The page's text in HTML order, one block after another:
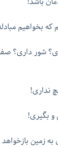
که بخواهیم
شور داری؟
نداری!
و بگیری!
به زمین